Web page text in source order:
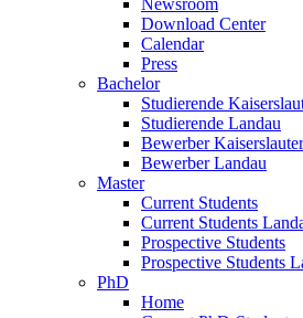
Newsroom
Download Center
Calendar
Press
Bachelor
Studierende
Studierende Landau
Bewerber
Bewerber Landau
Master
Current Students
Current Students
Prospective Students
Prospective Students
PhD
Home